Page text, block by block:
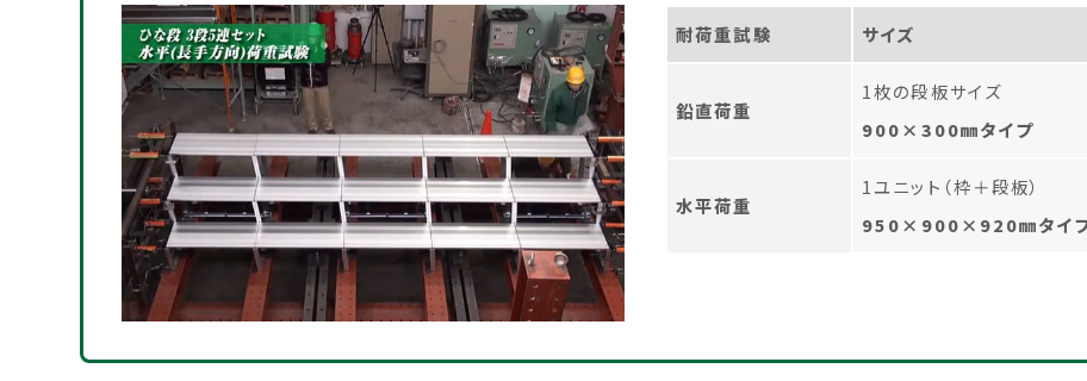
耐荷重試験 サイズ
鉛直荷重
1枚の段板サイズ
900×300㎜タイプ
水平荷重
1ユニット（枠＋段板）
950×900×920㎜タイ